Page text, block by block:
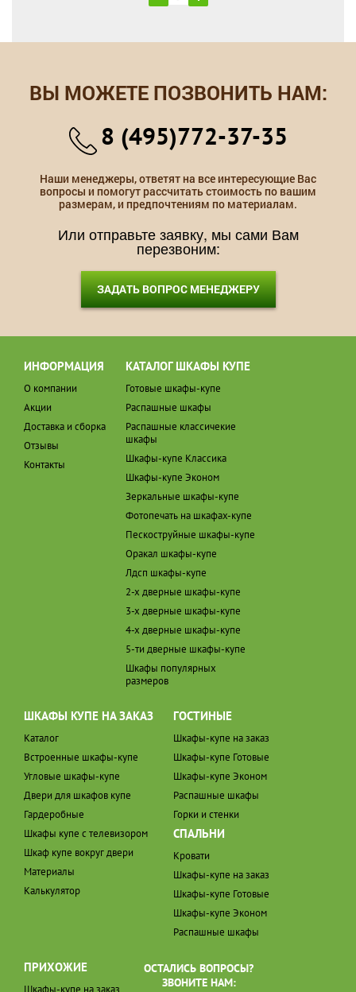
ВЫ МОЖЕТЕ ПОЗВОНИТЬ НАМ:
8 (495)772-37-35
Наши менеджеры, ответят на все интересующие Вас
вопросы и помогут рассчитать стоимость по вашим
размерам, и предпочтениям по материалам.
Или отправьте заявку, мы сами Вам
перезвоним:
ЗАДАТЬ ВОПРОС МЕНЕДЖЕРУ
ИНФОРМАЦИЯ
О компании
Акции
Доставка и сборка
Отзывы
Контакты
КАТАЛОГ ШКАФЫ КУПЕ
Готовые шкафы-купе
Распашные шкафы
Распашные классичекие
шкафы
Шкафы-купе Классика
Шкафы-купе Эконом
Зеркальные шкафы-купе
Фотопечать на шкафах-купе
Пескоструйные шкафы-купе
Оракал шкафы-купе
Лдсп шкафы-купе
2-х дверные шкафы-купе
3-х дверные шкафы-купе
4-х дверные шкафы-купе
5-ти дверные шкафы-купе
Шкафы популярных
размеров
ШКАФЫ КУПЕ НА ЗАКАЗ
Каталог
Встроенные шкафы-купе
Угловые шкафы-купе
Двери для шкафов купе
Гардеробные
Шкафы купе с телевизором
Шкаф купе вокруг двери
Материалы
Калькулятор
ГОСТИНЫЕ
Шкафы-купе на заказ
Шкафы-купе Готовые
Шкафы-купе Эконом
Распашные шкафы
Горки и стенки
СПАЛЬНИ
Кровати
Шкафы-купе на заказ
Шкафы-купе Готовые
Шкафы-купе Эконом
Распашные шкафы
ПРИХОЖИЕ
Шкафы-купе на заказ
ОСТАЛИСЬ ВОПРОСЫ?
ЗВОНИТЕ НАМ: